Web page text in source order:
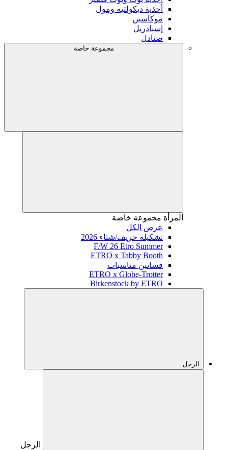
أحذية ديكولتيه ومول
موكاسين
إسبادريل
صنادل
مجموعة خاصة
المرأة مجموعة خاصة
عرض الكل
تشكيلة خريف/شتاء 2026
F/W 26 Etro Summer
ETRO x Tabby Booth
فساتين مناسبات
ETRO x Globe-Trotter
Birkenstock by ETRO
الرجل
الرجل